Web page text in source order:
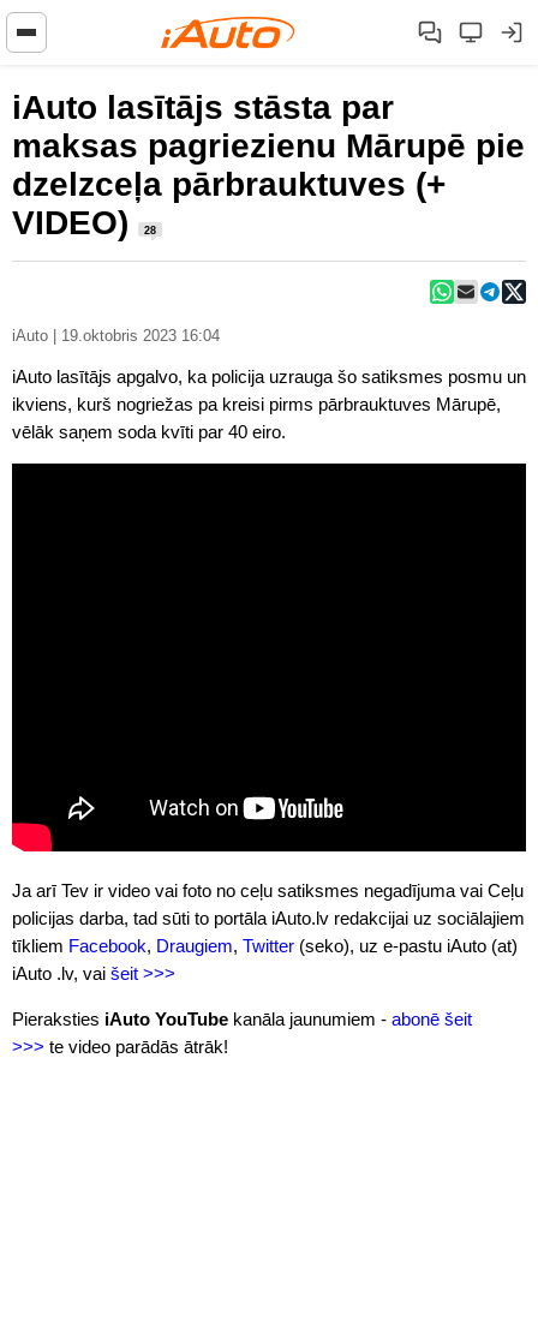
iAuto lasītājs stāsta par
maksas pagriezienu Mārupē pie
dzelzceļa pārbrauktuves (+
VIDEO)
28
iAuto | 19.oktobris 2023 16:04
iAuto lasītājs apgalvo, ka policija uzrauga šo satiksmes posmu un
ikviens, kurš nogriežas pa kreisi pirms pārbrauktuves Mārupē,
vēlāk saņem soda kvīti par 40 eiro.
Ja arī Tev ir video vai foto no ceļu satiksmes negadījuma vai Ceļu
policijas darba, tad sūti to portāla iAuto.lv redakcijai uz sociālajiem
tīkliem Facebook, Draugiem, Twitter (seko), uz e-pastu iAuto (at)
iAuto .lv, vai šeit >>>
Pieraksties iAuto YouTube kanāla jaunumiem - abonē šeit
>>> te video parādās ātrāk!